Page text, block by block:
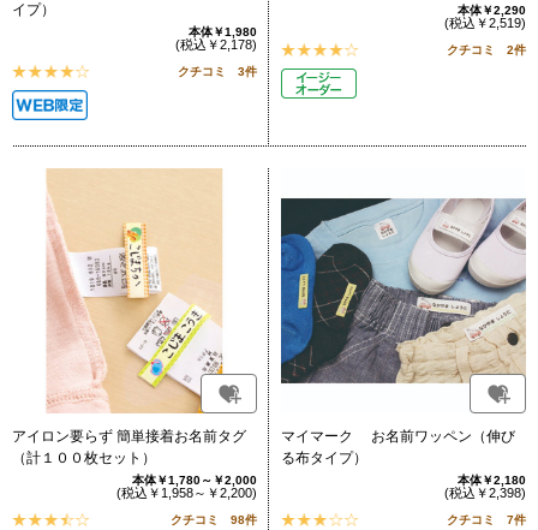
イプ）
本体￥1,980
(税込￥2,178)
クチコミ 3件
本体￥2,290
(税込￥2,519)
クチコミ 2件
アイロン要らず 簡単接着お名前タグ
（計１００枚セット）
本体￥1,780～￥2,000
(税込￥1,958～￥2,200)
クチコミ 98件
マイマーク お名前ワッペン（伸び
る布タイプ）
本体￥2,180
(税込￥2,398)
クチコミ 7件